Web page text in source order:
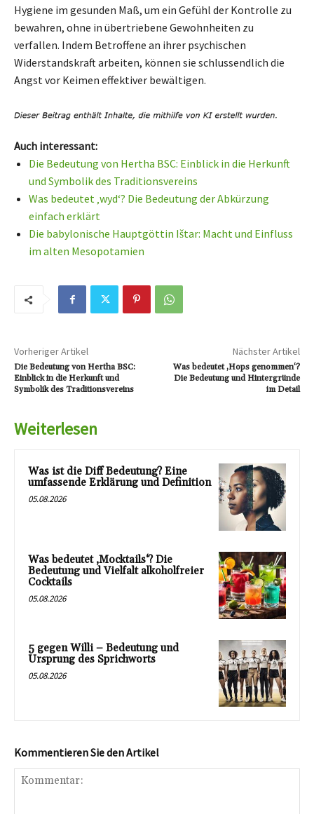
Hygiene im gesunden Maß, um ein Gefühl der Kontrolle zu
bewahren, ohne in übertriebene Gewohnheiten zu
verfallen. Indem Betroffene an ihrer psychischen
Widerstandskraft arbeiten, können sie schlussendlich die
Angst vor Keimen effektiver bewältigen.
Auch interessant:
Die Bedeutung von Hertha BSC: Einblick in die Herkunft
und Symbolik des Traditionsvereins
Was bedeutet ‚wyd‘? Die Bedeutung der Abkürzung
einfach erklärt
Die babylonische Hauptgöttin Ištar: Macht und Einfluss
im alten Mesopotamien
Vorheriger Artikel
Die Bedeutung von Hertha BSC:
Einblick in die Herkunft und
Symbolik des Traditionsvereins
Nächster Artikel
Was bedeutet ‚Hops genommen‘?
Die Bedeutung und Hintergründe
im Detail
Weiterlesen
Was ist die Diff Bedeutung? Eine
umfassende Erklärung und Definition
05.08.2026
Was bedeutet ‚Mocktails‘? Die
Bedeutung und Vielfalt alkoholfreier
Cocktails
05.08.2026
5 gegen Willi – Bedeutung und
Ursprung des Sprichworts
05.08.2026
Kommentieren Sie den Artikel